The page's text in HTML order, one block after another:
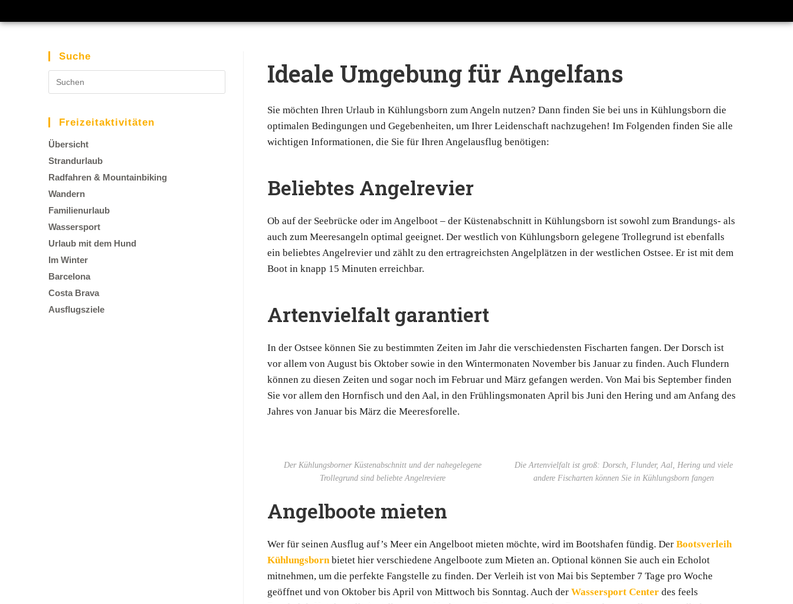
Ideale Umgebung für Angelfans
Sie möchten Ihren Urlaub in Kühlungsborn zum Angeln nutzen? Dann finden Sie bei uns in Kühlungsborn die
optimalen Bedingungen und Gegebenheiten, um Ihrer Leidenschaft nachzugehen! Im Folgenden finden Sie alle
wichtigen Informationen, die Sie für Ihren Angelausflug benötigen:
Beliebtes Angelrevier
Ob auf der Seebrücke oder im Angelboot – der Küstenabschnitt in Kühlungsborn ist sowohl zum Brandungs- als
auch zum Meeresangeln optimal geeignet. Der westlich von Kühlungsborn gelegene Trollegrund ist ebenfalls
ein beliebtes Angelrevier und zählt zu den ertragreichsten Angelplätzen in der westlichen Ostsee. Er ist mit dem
Boot in knapp 15 Minuten erreichbar.
Artenvielfalt garantiert
In der Ostsee können Sie zu bestimmten Zeiten im Jahr die verschiedensten Fischarten fangen. Der Dorsch ist
vor allem von August bis Oktober sowie in den Wintermonaten November bis Januar zu finden. Auch Flundern
können zu diesen Zeiten und sogar noch im Februar und März gefangen werden. Von Mai bis September finden
Sie vor allem den Hornfisch und den Aal, in den Frühlingsmonaten April bis Juni den Hering und am Anfang des
Jahres von Januar bis März die Meeresforelle.
Der Kühlungsborner Küstenabschnitt und der nahegelegene
Trollegrund sind beliebte Angelreviere
Die Artenvielfalt ist groß: Dorsch, Flunder, Aal, Hering und viele
andere Fischarten können Sie in Kühlungsborn fangen
Angelboote mieten
Wer für seinen Ausflug auf’s Meer ein Angelboot mieten möchte, wird im Bootshafen fündig. DerBootsverleih
Kühlungsbornbietet hier verschiedene Angelboote zum Mieten an. Optional können Sie auch ein Echolot
mitnehmen, um die perfekte Fangstelle zu finden. Der Verleih ist von Mai bis September 7 Tage pro Woche
geöffnet und von Oktober bis April von Mittwoch bis Sonntag. Auch derWassersport Center des feels
Suche
Freizeitaktivitäten
Übersicht
Strandurlaub
Radfahren & Mountainbiking
Wandern
Familienurlaub
Wassersport
Urlaub mit dem Hund
Im Winter
Barcelona
Costa Brava
Ausflugsziele